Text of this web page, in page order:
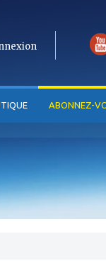
ABONNEZ-